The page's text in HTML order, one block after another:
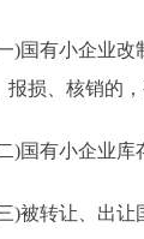
有小企业改制
报损、核销的
有小企业库存
转让、出让国